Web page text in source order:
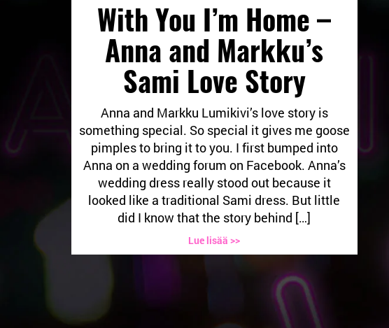
With You I’m Home –
Anna and Markku’s
Sami Love Story
Anna and Markku Lumikivi’s love story is
something special. So special it gives me goose
pimples to bring it to you. I first bumped into
Anna on a wedding forum on Facebook. Anna’s
wedding dress really stood out because it
looked like a traditional Sami dress. But little
did I know that the story behind […]
Lue lisää >>